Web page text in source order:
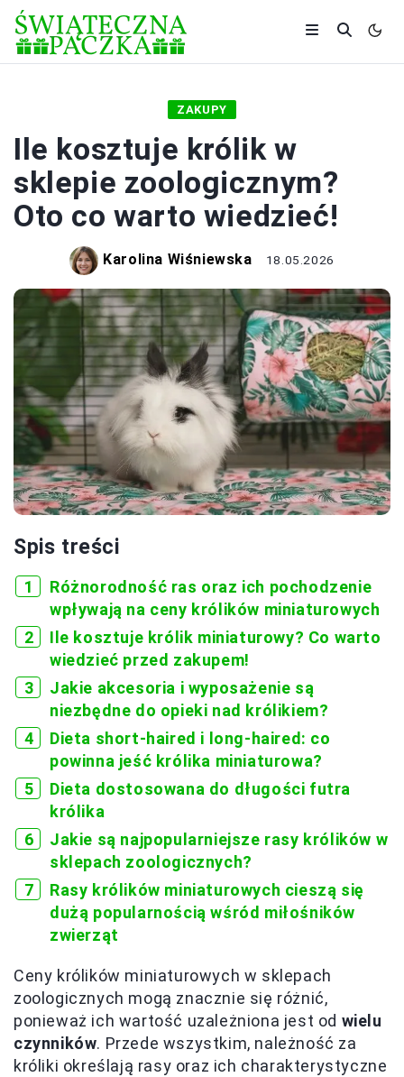
ZAKUPY
Ile kosztuje królik w
sklepie zoologicznym?
Oto co warto wiedzieć!
Karolina Wiśniewska 18.05.2026
Spis treści
Różnorodność ras oraz ich pochodzenie
wpływają na ceny królików miniaturowych
Ile kosztuje królik miniaturowy? Co warto
wiedzieć przed zakupem!
Jakie akcesoria i wyposażenie są
niezbędne do opieki nad królikiem?
Dieta short-haired i long-haired: co
powinna jeść królika miniaturowa?
Dieta dostosowana do długości futra
królika
Jakie są najpopularniejsze rasy królików w
sklepach zoologicznych?
Rasy królików miniaturowych cieszą się
dużą popularnością wśród miłośników
zwierząt
Ceny królików miniaturowych w sklepach
zoologicznych mogą znacznie się różnić,
ponieważ ich wartość uzależniona jest od wielu
czynników. Przede wszystkim, należność za
króliki określają rasy oraz ich charakterystyczne